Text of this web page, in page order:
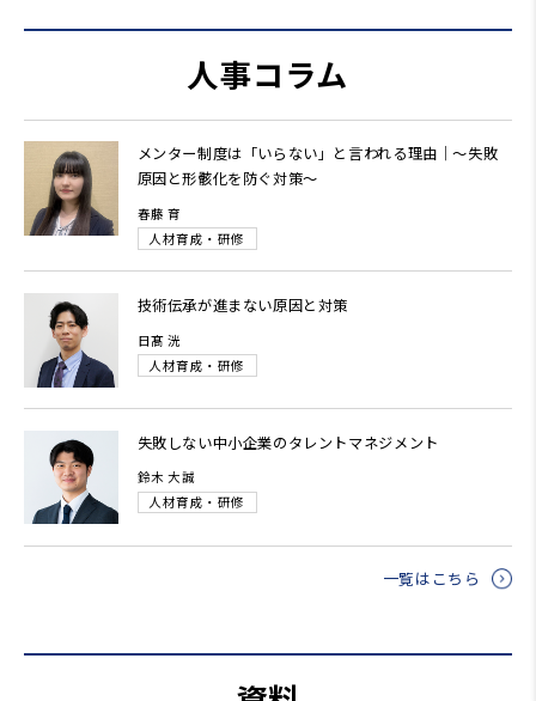
人事コラム
メンター制度は「いらない」と言われる理由｜～失敗
原因と形骸化を防ぐ対策～
春藤 育
人材育成・研修
技術伝承が進まない原因と対策
日髙 洸
人材育成・研修
失敗しない中小企業のタレントマネジメント
鈴木 大誠
人材育成・研修
一覧はこちら